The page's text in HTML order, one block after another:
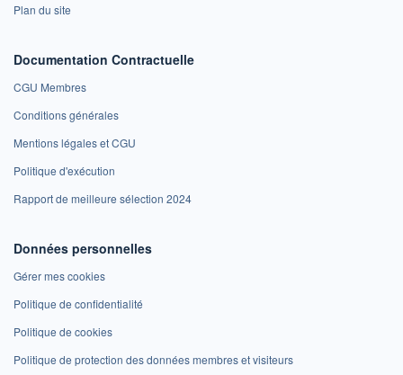
Plan du site
Documentation Contractuelle
CGU Membres
Conditions générales
Mentions légales et CGU
Politique d'exécution
Rapport de meilleure sélection 2024
Données personnelles
Gérer mes cookies
Politique de confidentialité
Politique de cookies
Politique de protection des données membres et visiteurs